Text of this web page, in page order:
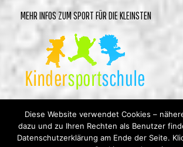
MEHR INFOS ZUM SPORT FÜR DIE KLEINSTEN
Diese Website verwendet Cookies –
dazu und zu Ihren Rechten als Benutzer
Datenschutzerklärung am Ende der Seite.